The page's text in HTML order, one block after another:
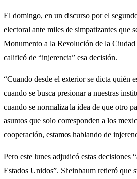
El domingo, en un discurso por el
electoral ante miles de simpatizantes que
Monumento a la Revolución de la
calificó de “injerencia” esa decisión.
“Cuando desde el exterior se dicta quién
cuando se busca presionar a nuestras
cuando se normaliza la idea de que otro
asuntos que solo corresponden a los
cooperación, estamos hablando de
Pero este lunes adjudicó estas decisiones
Estados Unidos”. Sheinbaum retieró que